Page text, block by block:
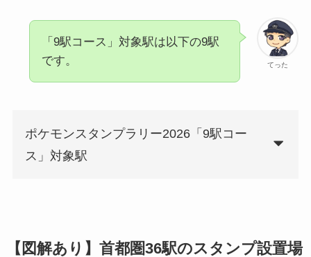
てった
「9駅コース」対象駅は以下の9駅
です。
ポケモンスタンプラリー2026「9駅コー
ス」対象駅
【図解あり】首都圏36駅のスタンプ設置場